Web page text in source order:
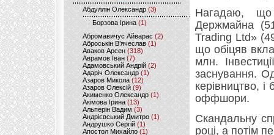
Абдуллін Олександр (3)
Борзова Ірина(1)
Абромавичус Айварас (2)
Аброськін В’ячеслав(1)
Аваков Арсен (318)
Аврамов Іван (7)
Адамовський Андрій(2)
Адаріч Олександр (1)
Азаров Микола (12)
Азаров Олексій (9)
Акименко Олександр(1)
Акімова Ірина(13)
Альперін Вадим (3)
Андрієвський Дмитро(1)
Андрушко Сергій(1)
Апостол Михайло(1)
Нагадаю,
Держмайна
Trading Ltd»
що обіцяв
млн.
заснування.
керівництво, і
оффшори.
Скандальну
році, а потім